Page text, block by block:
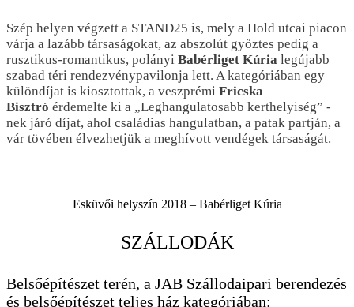
Szép helyen végzett a STAND25 is, mely a Hold utcai piacon
várja a lazább társaságokat, az abszolút győztes pedig a
rusztikus-romantikus, polányi Babérliget Kúria legújabb
szabad téri rendezvénypavilonja lett. A kategóriában egy
különdíjat is kiosztottak, a veszprémi Fricska
Bisztró érdemelte ki a „Leghangulatosabb kerthelyiség” -
nek járó díjat, ahol családias hangulatban, a patak partján, a
vár tövében élvezhetjük a meghívott vendégek társaságát.
Esküvői helyszín 2018 – Babérliget Kúria
SZÁLLODÁK
Belsőépítészet terén, a JAB Szállodaipari berendezés
és belsőépítészet teljes ház kategóriában: